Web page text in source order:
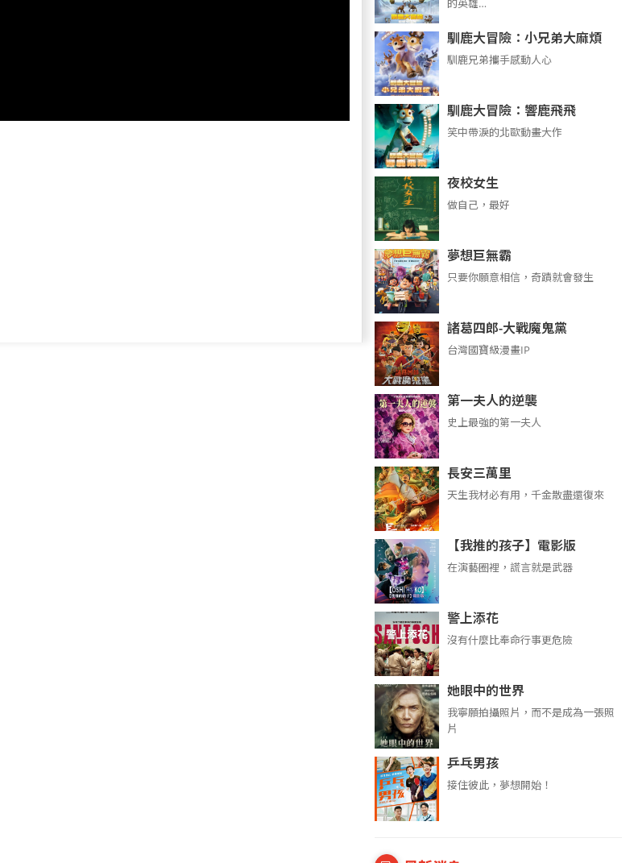
的英雄…
馴鹿大冒險：小兄弟大麻煩
馴鹿兄弟攜手感動人心
馴鹿大冒險：響鹿飛飛
笑中帶淚的北歐動畫大作
夜校女生
做自己，最好
夢想巨無霸
只要你願意相信，奇蹟就會發生
諸葛四郎-大戰魔鬼黨
台灣國寶級漫畫IP
第一夫人的逆襲
史上最強的第一夫人
長安三萬里
天生我材必有用，千金散盡還復來
【我推的孩子】電影版
在演藝圈裡，謊言就是武器
警上添花
沒有什麼比奉命行事更危險
她眼中的世界
我寧願拍攝照片，而不是成為一張照
片
乒乓男孩
接住彼此，夢想開始！